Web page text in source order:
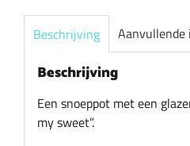
sweet"
aantal
Beschrijving
Beschrijving
Een snoeppot met een
my sweet”.